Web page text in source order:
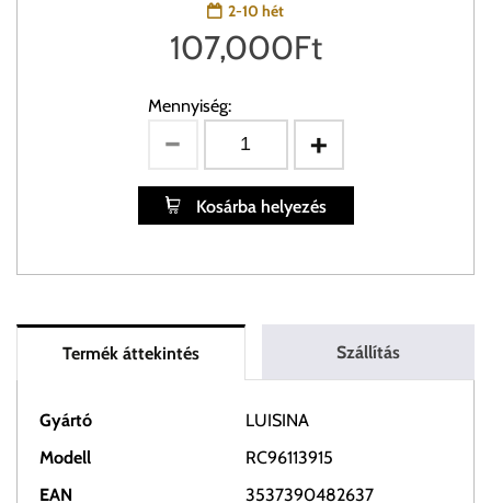
2-10 hét
107,000Ft
Mennyiség:
Kosárba helyezés
Termék áttekintés Szállítás
Gyártó
LUISINA
Modell
RC96113915
EAN
3537390482637